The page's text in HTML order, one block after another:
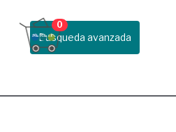
Busqueda avanzada
0